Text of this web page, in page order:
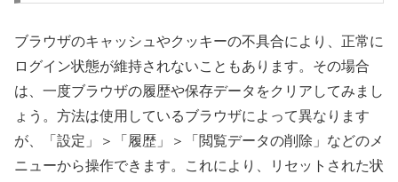
ブラウザのキャッシュやクッキーの不具合により、正常に
ログイン状態が維持されないこともあります。その場合
は、一度ブラウザの履歴や保存データをクリアしてみまし
ょう。方法は使用しているブラウザによって異なります
が、「設定」＞「履歴」＞「閲覧データの削除」などのメ
ニューから操作できます。これにより、リセットされた状